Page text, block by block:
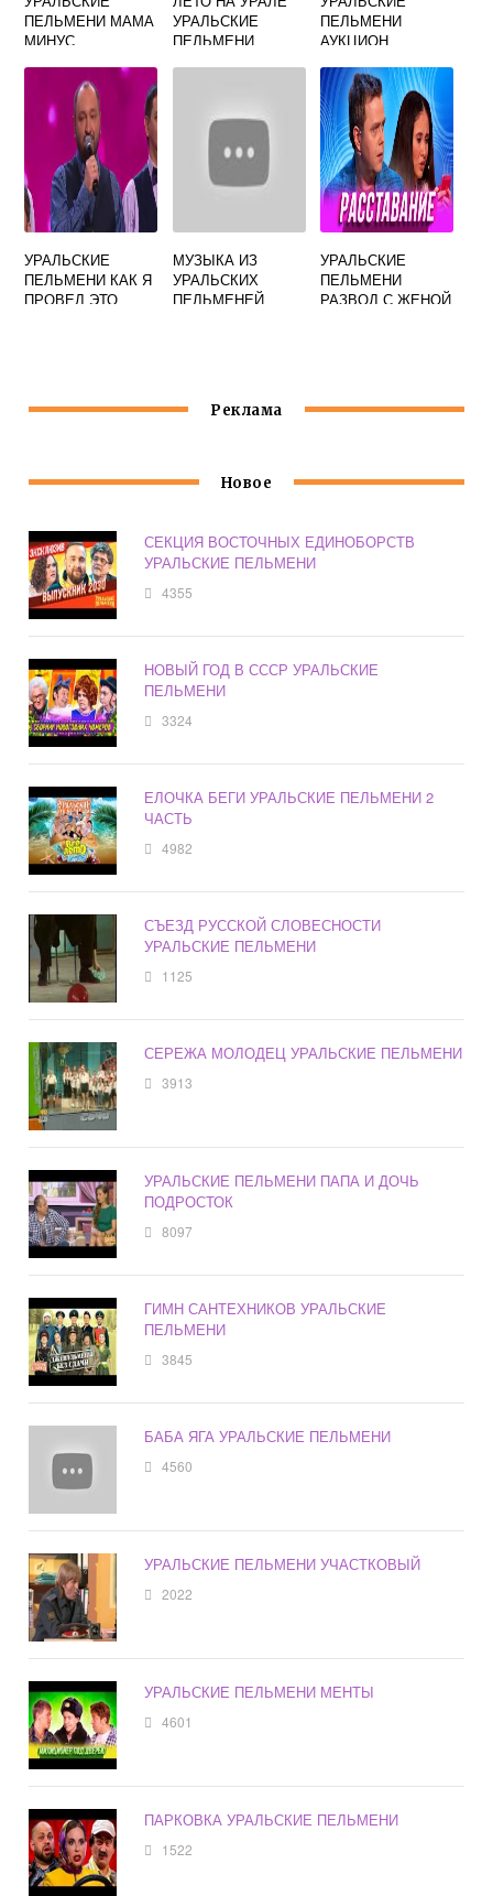
ПЕЛЬМЕНИ МАМА
МИНУС
УРАЛЬСКИЕ
ПЕЛЬМЕНИ
ПЕЛЬМЕНИ
АУКЦИОН
КАРТИНЫ
УРАЛЬСКИЕ
ПЕЛЬМЕНИ КАК Я
ПРОВЕЛ ЭТО
МУЗЫКА ИЗ
УРАЛЬСКИХ
ПЕЛЬМЕНЕЙ
УРАЛЬСКИЕ
ПЕЛЬМЕНИ
РАЗВОД С ЖЕНОЙ
Реклама
Новое
СЕКЦИЯ ВОСТОЧНЫХ ЕДИНОБОРСТВ
УРАЛЬСКИЕ ПЕЛЬМЕНИ
4355
НОВЫЙ ГОД В СССР УРАЛЬСКИЕ
ПЕЛЬМЕНИ
3324
ЕЛОЧКА БЕГИ УРАЛЬСКИЕ ПЕЛЬМЕНИ 2
ЧАСТЬ
4982
СЪЕЗД РУССКОЙ СЛОВЕСНОСТИ
УРАЛЬСКИЕ ПЕЛЬМЕНИ
1125
СЕРЕЖА МОЛОДЕЦ УРАЛЬСКИЕ ПЕЛЬМЕНИ
3913
УРАЛЬСКИЕ ПЕЛЬМЕНИ ПАПА И ДОЧЬ
ПОДРОСТОК
8097
ГИМН САНТЕХНИКОВ УРАЛЬСКИЕ
ПЕЛЬМЕНИ
3845
БАБА ЯГА УРАЛЬСКИЕ ПЕЛЬМЕНИ
4560
УРАЛЬСКИЕ ПЕЛЬМЕНИ УЧАСТКОВЫЙ
2022
УРАЛЬСКИЕ ПЕЛЬМЕНИ МЕНТЫ
4601
ПАРКОВКА УРАЛЬСКИЕ ПЕЛЬМЕНИ
1522